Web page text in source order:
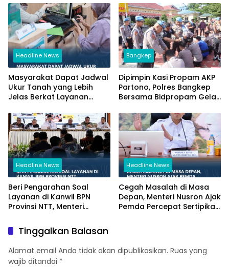
Pertanahan
Kembali Diakui
Headline News
Masyarakat Dapat Jadwal
Ukur Tanah yang Lebih
Jelas Berkat Layanan
Bangkep
Dipimpin Kasi Propam AKP
Partono, Polres Bangkep
Bersama Bidpropam Gelar
Headline News
Beri Pengarahan Soal
Layanan di Kanwil BPN
Provinsi NTT, Menteri
Pandang Masyarakat
Headline News
Cegah Masalah di Masa
Depan, Menteri Nusron Ajak
Pemda Percepat Sertipikasi
Tinggalkan Balasan
Alamat email Anda tidak akan dipublikasikan. Ruas yang
wajib ditandai *